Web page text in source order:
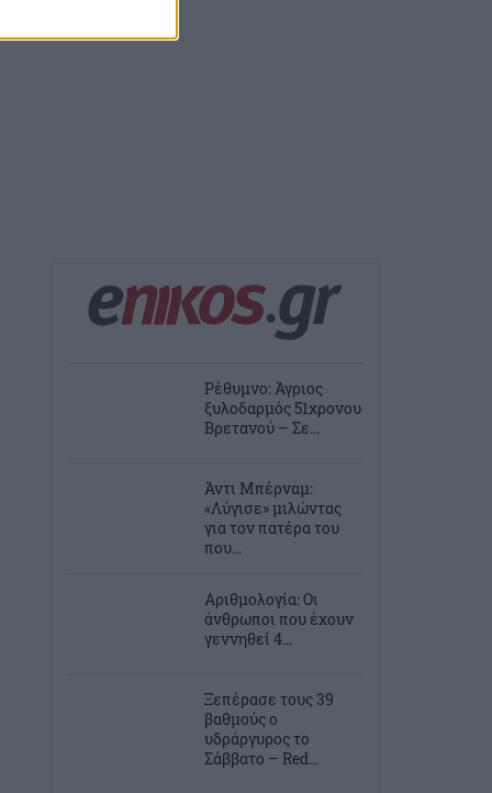
Ρέθυμνο: Άγριος
ξυλοδαρμός 51χρονου
Βρετανού – Σε...
Άντι Μπέρναμ:
«Λύγισε» μιλώντας
για τον πατέρα του
που...
Αριθμολογία: Οι
άνθρωποι που έχουν
γεννηθεί 4...
Ξεπέρασε τους 39
βαθμούς ο
υδράργυρος το
Σάββατο – Red...